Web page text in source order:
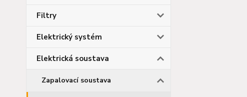
Filtry
Elektrický systém
Elektrická soustava
Zapalovací soustava